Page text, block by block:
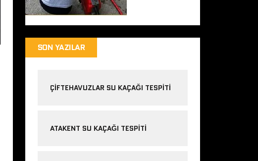
SON YAZILAR
ÇIFTEHAVUZLAR SU KAÇAĞI TESPITI
ATAKENT SU KAÇAĞI TESPITI